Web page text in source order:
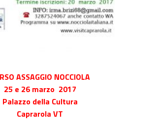
ASSAGGIO NOCCIOLA
25 e 26 marzo 2017
Palazzo della Cultura
Caprarola VT